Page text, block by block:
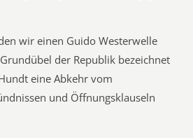
wir einen Guido Westerwelle
der Republik bezeichnet
eine Abkehr vom
und Öffnungsklauseln